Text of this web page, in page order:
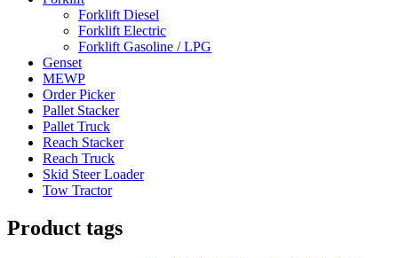
Forklift Diesel
Forklift Electric
Forklift Gasoline / LPG
Genset
MEWP
Order Picker
Pallet Stacker
Pallet Truck
Reach Stacker
Reach Truck
Skid Steer Loader
Tow Tractor
Product tags